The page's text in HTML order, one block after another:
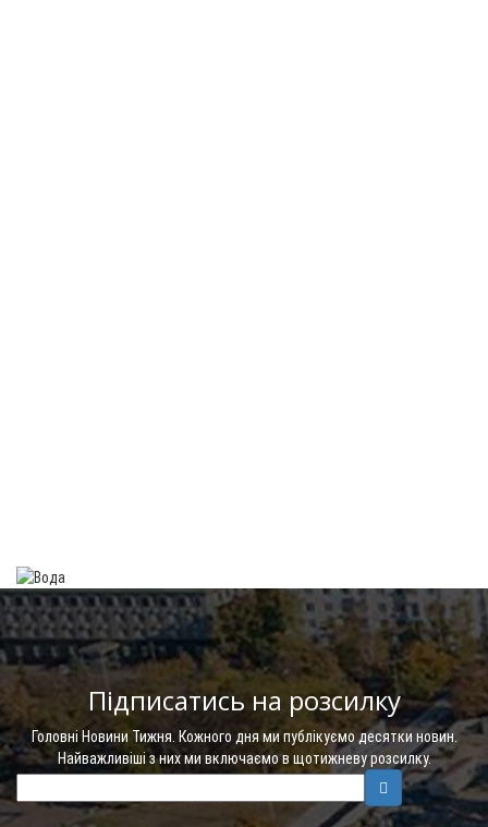
Підписатись на розсилку
Головні Новини Тижня. Кожного дня ми публікуємо десятки новин.
Найважливіші з них ми включаємо в щотижневу розсилку.